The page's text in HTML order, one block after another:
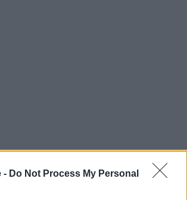
- Do Not Process My Personal